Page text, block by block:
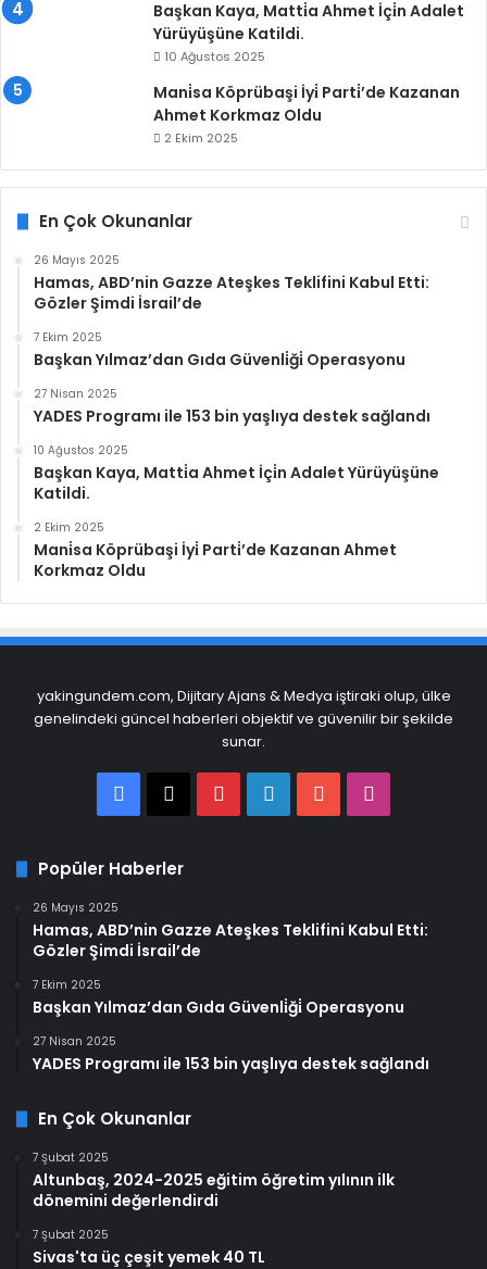
Başkan Kaya, Matti̇a Ahmet İçi̇n Adalet
Yürüyüşüne Katildi.
10 Ağustos 2025
Mani̇sa Köprübaşi İyi̇ Parti̇’de Kazanan
Ahmet Korkmaz Oldu
2 Ekim 2025
En Çok Okunanlar
26 Mayıs 2025
Hamas, ABD’nin Gazze Ateşkes Teklifini Kabul Etti:
Gözler Şimdi İsrail’de
7 Ekim 2025
Başkan Yılmaz’dan Gıda Güvenli̇ği̇ Operasyonu
27 Nisan 2025
YADES Programı ile 153 bin yaşlıya destek sağlandı
10 Ağustos 2025
Başkan Kaya, Matti̇a Ahmet İçi̇n Adalet Yürüyüşüne
Katildi.
2 Ekim 2025
Mani̇sa Köprübaşi İyi̇ Parti̇’de Kazanan Ahmet
Korkmaz Oldu
yakingundem.com, Dijitary Ajans & Medya iştiraki olup, ülke
genelindeki güncel haberleri objektif ve güvenilir bir şekilde
sunar.
Facebook
X PinterestLinkedInYouTube
Popüler Haberler
26 Mayıs 2025
Hamas, ABD’nin Gazze Ateşkes Teklifini Kabul Etti:
Gözler Şimdi İsrail’de
7 Ekim 2025
Başkan Yılmaz’dan Gıda Güvenli̇ği̇ Operasyonu
27 Nisan 2025
YADES Programı ile 153 bin yaşlıya destek sağlandı
En Çok Okunanlar
7 Şubat 2025
Altunbaş, 2024-2025 eğitim öğretim yılının ilk
dönemini değerlendirdi
7 Şubat 2025
Sivas'ta üç çeşit yemek 40 TL